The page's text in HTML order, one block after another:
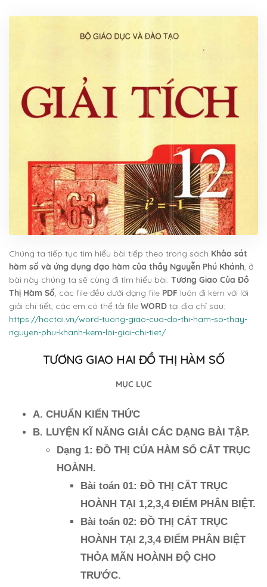
Chúng ta tiếp tục tìm hiểu bài tiếp theo trong sách Khảo sát
hàm số và ứng dụng đạo hàm của thầy Nguyễn Phú Khánh, ở
bài này chúng ta sẽ cùng đi tìm hiểu bài: Tương Giao Của Đồ
Thị Hàm Số, các file đều dưới dạng file PDF luôn đi kèm với lời
giải chi tiết, các em có thể tải file WORD tại địa chỉ sau:
https://hoctai.vn/word-tuong-giao-cua-do-thi-ham-so-thay-
nguyen-phu-khanh-kem-loi-giai-chi-tiet/
TƯƠNG GIAO HAI ĐỒ THỊ HÀM SỐ
MỤC LỤC
A. CHUẨN KIẾN THỨC
B. LUYỆN KĨ NĂNG GIẢI CÁC DẠNG BÀI TẬP.
Dạng 1: ĐỒ THỊ CỦA HÀM SỐ CẮT TRỤC
HOÀNH.
Bài toán 01: ĐỒ THỊ CẮT TRỤC
HOÀNH TẠI 1,2,3,4 ĐIỂM PHÂN BIỆT.
Bài toán 02: ĐỒ THỊ CẮT TRỤC
HOÀNH TẠI 2,3,4 ĐIỂM PHÂN BIỆT
THỎA MÃN HOÀNH ĐỘ CHO
TRƯỚC.